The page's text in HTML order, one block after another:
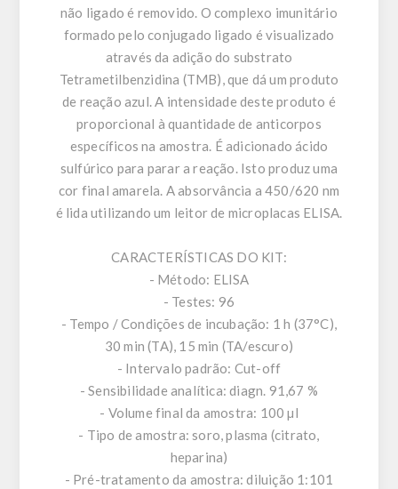
não ligado é removido. O complexo imunitário
formado pelo conjugado ligado é visualizado
através da adição do substrato
Tetrametilbenzidina (TMB), que dá um produto
de reação azul. A intensidade deste produto é
proporcional à quantidade de anticorpos
específicos na amostra. É adicionado ácido
sulfúrico para parar a reação. Isto produz uma
cor final amarela. A absorvância a 450/620 nm
é lida utilizando um leitor de microplacas ELISA.
CARACTERÍSTICAS DO KIT:
- Método: ELISA
- Testes: 96
- Tempo / Condições de incubação: 1 h (37°C),
30 min (TA), 15 min (TA/escuro)
- Intervalo padrão: Cut-off
- Sensibilidade analítica: diagn. 91,67 %
- Volume final da amostra: 100 µl
- Tipo de amostra: soro, plasma (citrato,
heparina)
- Pré-tratamento da amostra: diluição 1:101